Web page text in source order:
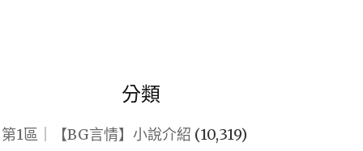
分類
第1區｜【BG言情】小說介紹 (10,319)